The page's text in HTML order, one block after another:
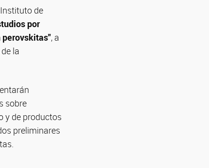
de
por
perovskitas", a
la
sobre
y de productos
preliminares